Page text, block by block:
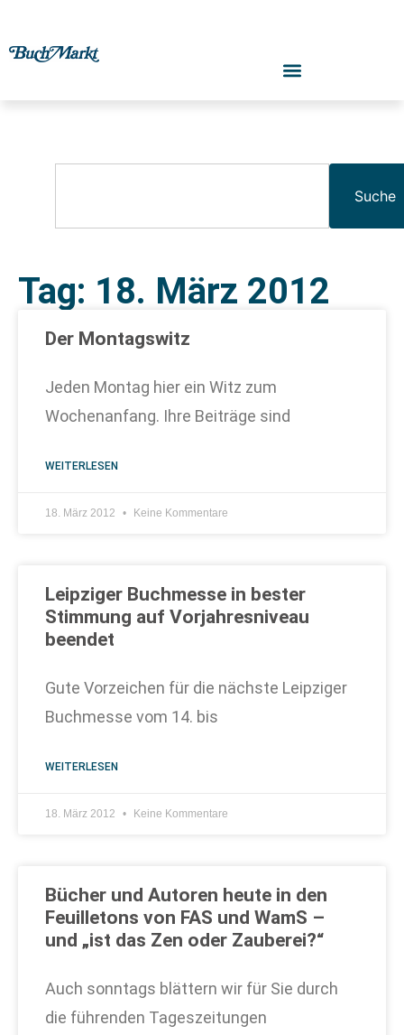
Suche
Tag: 18. März 2012
Der Montagswitz
Jeden Montag hier ein Witz zum
Wochenanfang. Ihre Beiträge sind
WEITERLESEN
18. März 2012 Keine Kommentare
Leipziger Buchmesse in bester
Stimmung auf Vorjahresniveau
beendet
Gute Vorzeichen für die nächste Leipziger
Buchmesse vom 14. bis
WEITERLESEN
18. März 2012 Keine Kommentare
Bücher und Autoren heute in den
Feuilletons von FAS und WamS –
und „ist das Zen oder Zauberei?“
Auch sonntags blättern wir für Sie durch
die führenden Tageszeitungen